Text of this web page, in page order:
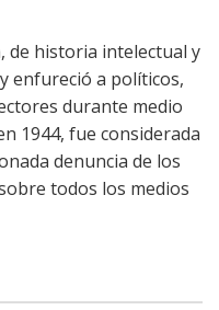
de historia intelectual y
enfureció a políticos,
durante medio
1944, fue considerada
denuncia de los
todos los medios